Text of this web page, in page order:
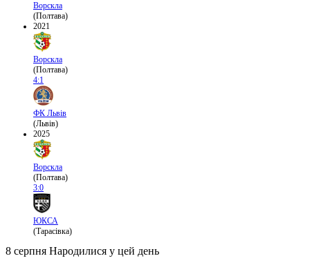
Ворскла
(Полтава)
2021
Ворскла
(Полтава)
4:1
ФК Львів
(Львів)
2025
Ворскла
(Полтава)
3:0
ЮКСА
(Тарасівка)
8 серпня Народилися у цей день